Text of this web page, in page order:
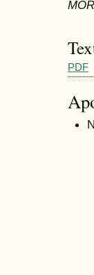
PDF